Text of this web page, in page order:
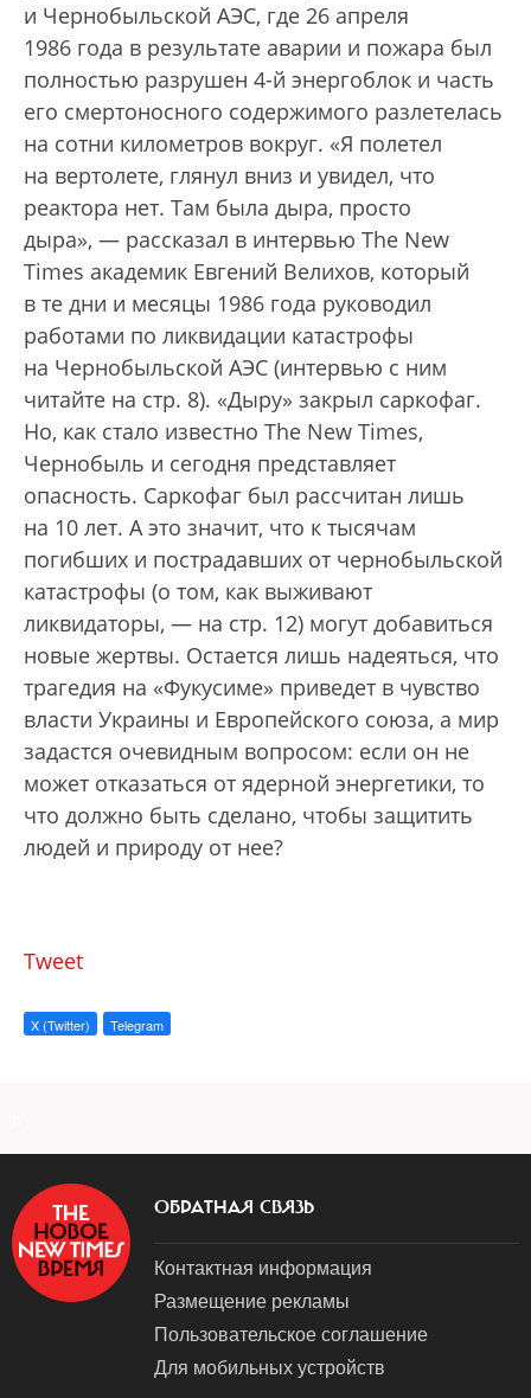
и Чернобыльской АЭС, где 26 апреля
1986 года в результате аварии и пожара был
полностью разрушен 4-й энергоблок и часть
его смертоносного содержимого разлетелась
на сотни километров вокруг. «Я полетел
на вертолете, глянул вниз и увидел, что
реактора нет. Там была дыра, просто
дыра», — рассказал в интервью The New
Times академик Евгений Велихов, который
в те дни и месяцы 1986 года руководил
работами по ликвидации катастрофы
на Чернобыльской АЭС (интервью с ним
читайте на стр. 8). «Дыру» закрыл саркофаг.
Но, как стало известно The New Times,
Чернобыль и сегодня представляет
опасность. Саркофаг был рассчитан лишь
на 10 лет. А это значит, что к тысячам
погибших и пострадавших от чернобыльской
катастрофы (о том, как выживают
ликвидаторы, — на стр. 12) могут добавиться
новые жертвы. Остается лишь надеяться, что
трагедия на «Фукусиме» приведет в чувство
власти Украины и Европейского союза, а мир
задастся очевидным вопросом: если он не
может отказаться от ядерной энергетики, то
что должно быть сделано, чтобы защитить
людей и природу от нее?
Tweet
X (Twitter) Telegram
ОБРАТНАЯ СВЯЗЬ
Контактная информация
Размещение рекламы
Пользовательское соглашение
Для мобильных устройств